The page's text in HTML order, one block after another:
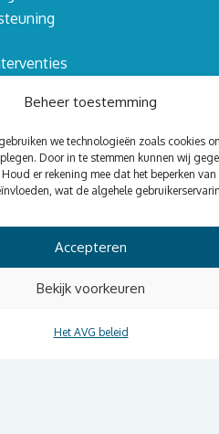
Beheer toestemming
we technologieën zoals cookies
Door in te stemmen kunnen wij
er rekening mee dat het beperken
wat de algehele
Accepteren
Bekijk voorkeuren
Het AVG beleid